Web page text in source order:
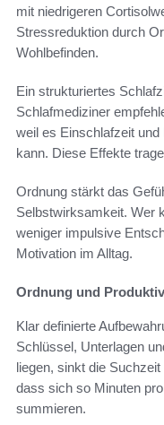
mit niedrigeren
Stressreduktion durch
Wohlbefinden.
Ein strukturiertes
Schlafmediziner
weil es Einschlafzeit
kann. Diese Effekte
Ordnung stärkt das
Selbstwirksamkeit. Wer
weniger impulsive
Motivation im Alltag.
Ordnung und
Klar definierte
Schlüssel, Unterlagen
liegen, sinkt die
dass sich so Minuten
summieren.